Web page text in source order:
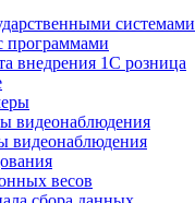
системами
программами
внедрения 1С розница
видеонаблюдения
видеонаблюдения
весов